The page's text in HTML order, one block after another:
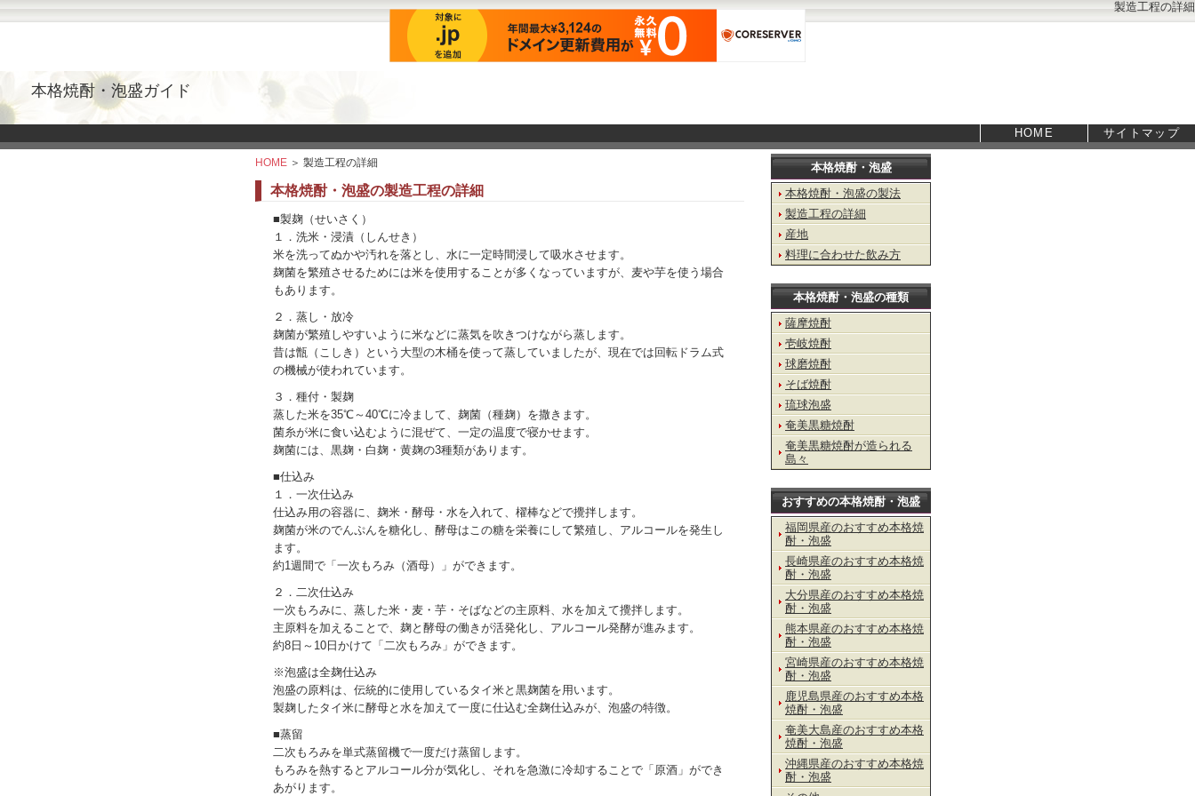
製造工程の詳細
本格焼酎・泡盛ガイド
HOME サイトマップ
HOME ＞ 製造工程の詳細
本格焼酎・泡盛の製造工程の詳細
■製麹（せいさく）
１．洗米・浸漬（しんせき）
米を洗ってぬかや汚れを落とし、水に一定時間浸して吸水させます。
麹菌を繁殖させるためには米を使用することが多くなっていますが、麦や芋を使う場合
もあります。
２．蒸し・放冷
麹菌が繁殖しやすいように米などに蒸気を吹きつけながら蒸します。
昔は甑（こしき）という大型の木桶を使って蒸していましたが、現在では回転ドラム式
の機械が使われています。
３．種付・製麹
蒸した米を35℃～40℃に冷まして、麹菌（種麹）を撒きます。
菌糸が米に食い込むように混ぜて、一定の温度で寝かせます。
麹菌には、黒麹・白麹・黄麹の3種類があります。
■仕込み
１．一次仕込み
仕込み用の容器に、麹米・酵母・水を入れて、櫂棒などで攪拌します。
麹菌が米のでんぷんを糖化し、酵母はこの糖を栄養にして繁殖し、アルコールを発生し
ます。
約1週間で「一次もろみ（酒母）」ができます。
２．二次仕込み
一次もろみに、蒸した米・麦・芋・そばなどの主原料、水を加えて攪拌します。
主原料を加えることで、麹と酵母の働きが活発化し、アルコール発酵が進みます。
約8日～10日かけて「二次もろみ」ができます。
※泡盛は全麹仕込み
泡盛の原料は、伝統的に使用しているタイ米と黒麹菌を用います。
製麹したタイ米に酵母と水を加えて一度に仕込む全麹仕込みが、泡盛の特徴。
■蒸留
二次もろみを単式蒸留機で一度だけ蒸留します。
もろみを熱するとアルコール分が気化し、それを急激に冷却することで「原酒」ができ
あがります。
本格焼酎・泡盛
本格焼酎・泡盛の製法
製造工程の詳細
産地
料理に合わせた飲み方
本格焼酎・泡盛の種類
薩摩焼酎
壱岐焼酎
球磨焼酎
そば焼酎
琉球泡盛
奄美黒糖焼酎
奄美黒糖焼酎が造られる
島々
おすすめの本格焼酎・泡盛
福岡県産のおすすめ本格焼
酎・泡盛
長崎県産のおすすめ本格焼
酎・泡盛
大分県産のおすすめ本格焼
酎・泡盛
熊本県産のおすすめ本格焼
酎・泡盛
宮崎県産のおすすめ本格焼
酎・泡盛
鹿児島県産のおすすめ本格
焼酎・泡盛
奄美大島産のおすすめ本格
焼酎・泡盛
沖縄県産のおすすめ本格焼
酎・泡盛